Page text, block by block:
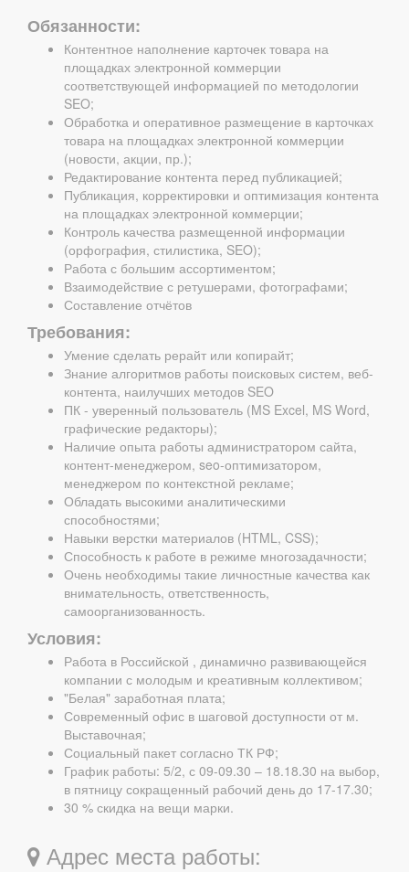
Обязанности:
Контентное наполнение карточек товара на
площадках электронной коммерции
соответствующей информацией по методологии
SEO;
Обработка и оперативное размещение в карточках
товара на площадках электронной коммерции
(новости, акции, пр.);
Редактирование контента перед публикацией;
Публикация, корректировки и оптимизация контента
на площадках электронной коммерции;
Контроль качества размещенной информации
(орфография, стилистика, SEO);
Работа с большим ассортиментом;
Взаимодействие с ретушерами, фотографами;
Составление отчётов
Требования:
Умение сделать рерайт или копирайт;
Знание алгоритмов работы поисковых систем, веб-
контента, наилучших методов SEO
ПК - уверенный пользователь (MS Excel, MS Word,
графические редакторы);
Наличие опыта работы администратором сайта,
контент-менеджером, seo-оптимизатором,
менеджером по контекстной рекламе;
Обладать высокими аналитическими
способностями;
Навыки верстки материалов (HTML, CSS);
Способность к работе в режиме многозадачности;
Очень необходимы такие личностные качества как
внимательность, ответственность,
самоорганизованность.
Условия:
Работа в Российской , динамично развивающейся
компании с молодым и креативным коллективом;
"Белая" заработная плата;
Современный офис в шаговой доступности от м.
Выставочная;
Социальный пакет согласно ТК РФ;
График работы: 5/2, с 09-09.30 – 18.18.30 на выбор,
в пятницу сокращенный рабочий день до 17-17.30;
30 % скидка на вещи марки.
Адрес места работы: